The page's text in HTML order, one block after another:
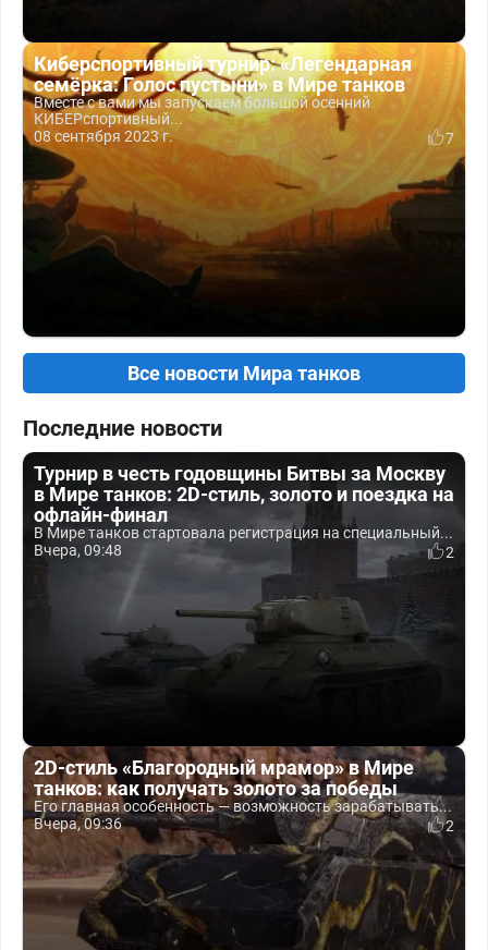
Киберспортивный турнир: «Легендарная
семёрка: Голос пустыни» в Мире танков
Вместе с вами мы запускаем большой осенний
КИБЕРспортивный...
08 сентября 2023 г.
7
Все новости Мира танков
Последние новости
Турнир в честь годовщины Битвы за Москву
в Мире танков: 2D-стиль, золото и поездка на
офлайн-финал
В Мире танков стартовала регистрация на специальный...
Вчера, 09:48
2
2D-стиль «Благородный мрамор» в Мире
танков: как получать золото за победы
Его главная особенность — возможность зарабатывать...
Вчера, 09:36
2